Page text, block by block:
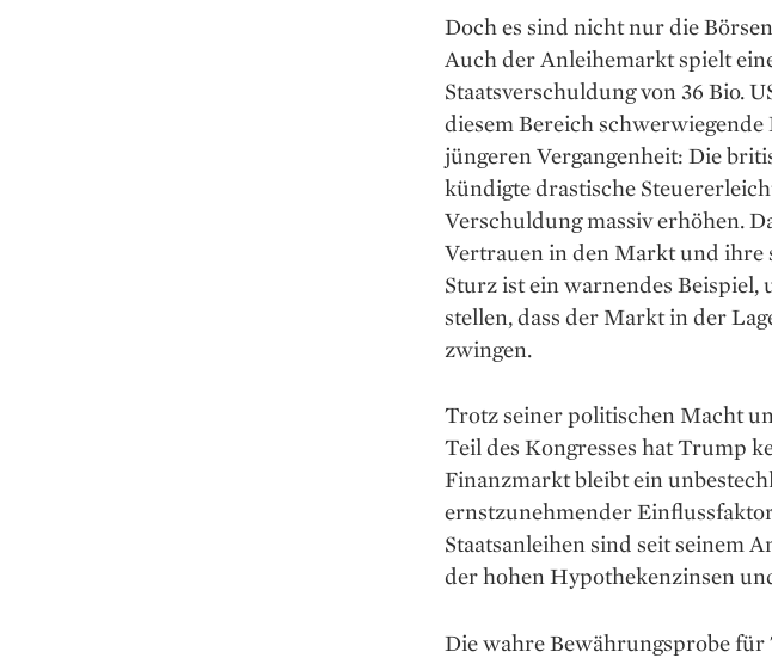
Doch es sind nicht nur die
Auch der Anleihemarkt spielt
Staatsverschuldung von 36 Bio.
diesem Bereich schwerwiegende
jüngeren Vergangenheit: Die
kündigte drastische
Verschuldung massiv erhöhen.
Vertrauen in den Markt und ihre
Sturz ist ein warnendes
stellen, dass der Markt in der
zwingen.
Trotz seiner politischen Macht
Teil des Kongresses hat Trump
Finanzmarkt bleibt ein
ernstzunehmender
Staatsanleihen sind seit seinem
der hohen Hypothekenzinsen
Die wahre Bewährungsprobe